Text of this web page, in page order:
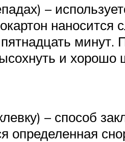
–
и
– способ
определенная